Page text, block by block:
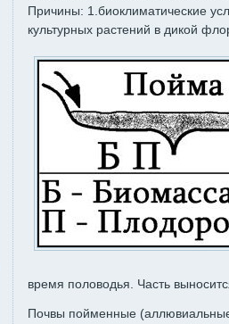
Причины: 1.биоклиматические
культурных растений в дикой
время половодья. Часть
Почвы пойменные